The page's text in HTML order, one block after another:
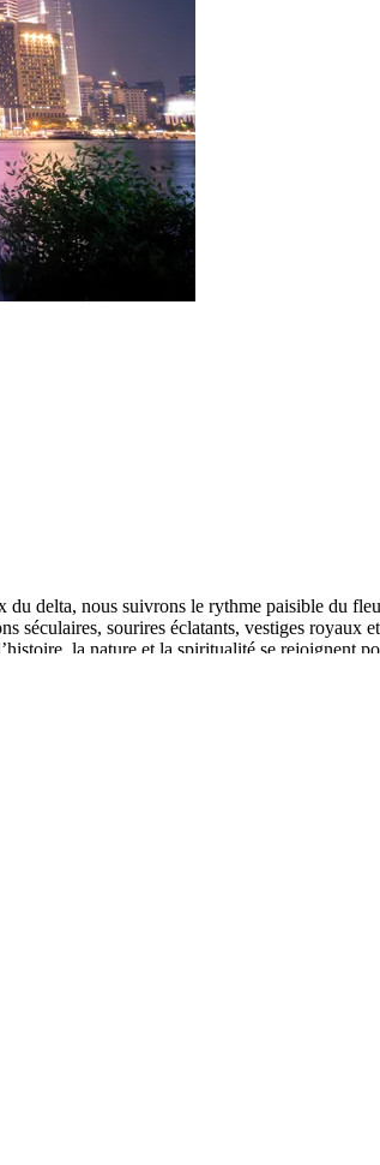
delta, nous suivrons le rythme paisible du
séculaires, sourires éclatants, vestiges royaux
la nature et la spiritualité se rejoignent